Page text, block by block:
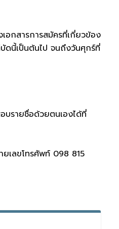
อกสารการสมัครที่เกี่ยวข้อง
ดนี้เป็นต้นไป จนถึงวันศุกร์ที่
บรายชื่อด้วยตนเองได้ที่
เลขโทรศัพท์ 098 815